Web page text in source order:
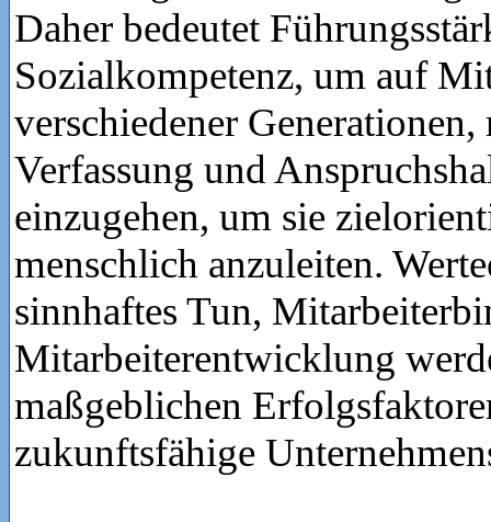
Daher bedeutet
Sozialkompetenz, um auf
verschiedener Generationen,
Verfassung und
einzugehen, um sie
menschlich anzuleiten.
sinnhaftes Tun,
Mitarbeiterentwicklung
maßgeblichen
zukunftsfähige